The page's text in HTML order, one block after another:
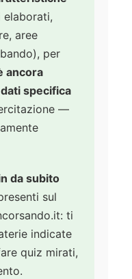
elaborati,
aree
per
ancora
specifica
—
da subito
sul
ti
indicate
quiz mirati,